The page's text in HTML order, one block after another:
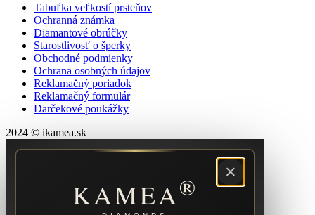
Tabuľka veľkostí prsteňov
Ochranná známka
Diamantové obrúčky
Starostlivosť o šperky
Obchodné podmienky
Ochrana osobných údajov
Reklamačný poriadok
Reklamačný formulár
Darčekové poukážky
2024 © ikamea.sk
×
KAMEA®